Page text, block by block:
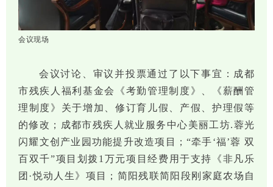
会议现场
会议讨论、审议并投票通过了以下事宜：成都
市残疾人福利基金会《考勤管理制度》、《薪酬管
理制度》关于增加、修订育儿假、产假、护理假等
的修改；成都市残疾人就业服务中心美丽工坊.蓉光
闪耀文创产业园功能提升改造项目；“牵手‘福’蓉 双
百双千”项目划拨1万元项目经费用于支持《非凡乐
团·悦动人生》项目；简阳残联简阳段刚家庭农场自